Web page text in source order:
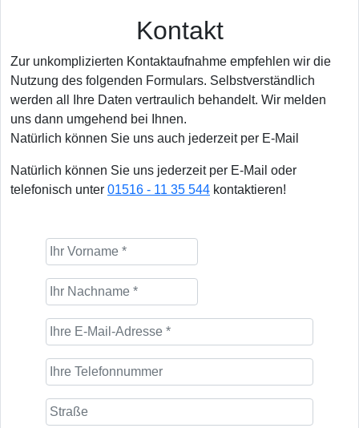
Kontakt
Zur unkomplizierten Kontaktaufnahme empfehlen wir die
Nutzung des folgenden Formulars. Selbstverständlich
werden all Ihre Daten vertraulich behandelt. Wir melden
uns dann umgehend bei Ihnen.
Natürlich können Sie uns auch jederzeit per E-Mail
Natürlich können Sie uns jederzeit per E-Mail oder
telefonisch unter 01516 - 11 35 544 kontaktieren!